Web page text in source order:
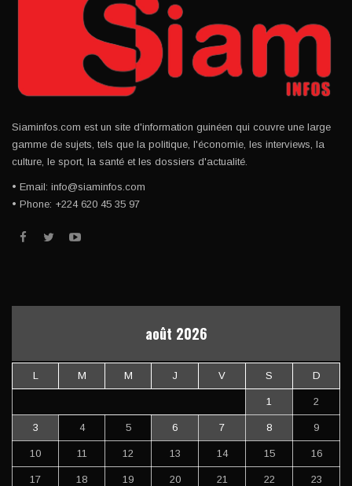
Siaminfos.com est un site d'information guinéen qui couvre une large
gamme de sujets, tels que la politique, l'économie, les interviews, la
culture, le sport, la santé et les dossiers d'actualité.
• Email: info@siaminfos.com
• Phone: +224 620 45 35 97
août 2026
L M M J V S D
1 2
3 4 5 6 7 8 9
10 11 12 13 14 15 16
17 18 19 20 21 22 23